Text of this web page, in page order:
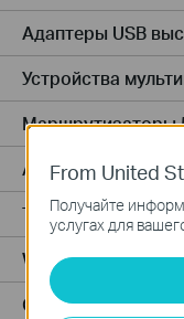
Адаптеры USB
Устройства
Маршрутизаторы
Адаптеры PCIe
Точки доступа
Wireless USB
Облачные камеры
From United
Получайте
услугах для